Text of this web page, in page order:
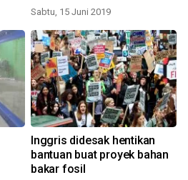
Sabtu, 15 Juni 2019
Inggris didesak hentikan
bantuan buat proyek bahan
bakar fosil